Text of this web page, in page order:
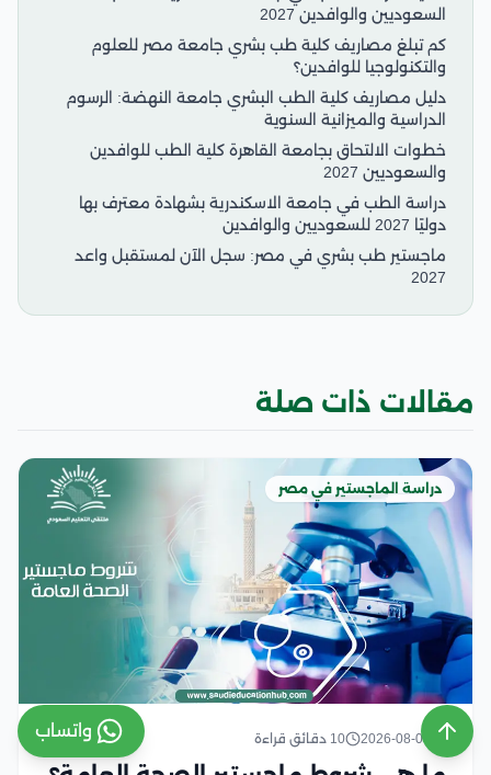
السعوديين والوافدين 2027
كم تبلغ مصاريف كلية طب بشري جامعة مصر للعلوم
والتكنولوجيا للوافدين؟
دليل مصاريف كلية الطب البشري جامعة النهضة: الرسوم
الدراسية والميزانية السنوية
خطوات الالتحاق بجامعة القاهرة كلية الطب للوافدين
والسعوديين 2027
دراسة الطب في جامعة الاسكندرية بشهادة معترف بها
دوليًا 2027 للسعوديين والوافدين
ماجستير طب بشري في مصر: سجل الآن لمستقبل واعد
2027
مقالات ذات صلة
دراسة الماجستير في مصر
2026-08-03 10 دقائق قراءة واتساب